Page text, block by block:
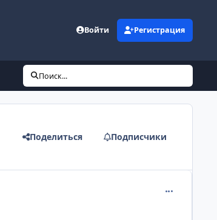
Войти Регистрация
Поиск...
Поделиться Подписчики